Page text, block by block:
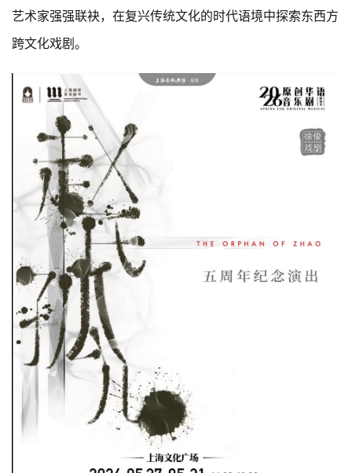
艺术家强强联袂，在复兴传统文化的时代语境中探索东西方
跨文化戏剧。